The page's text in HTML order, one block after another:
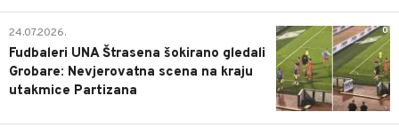
0
24.07.2026.
Fudbaleri UNA Štrasena šokirano gledali
Grobare: Nevjerovatna scena na kraju
utakmice Partizana